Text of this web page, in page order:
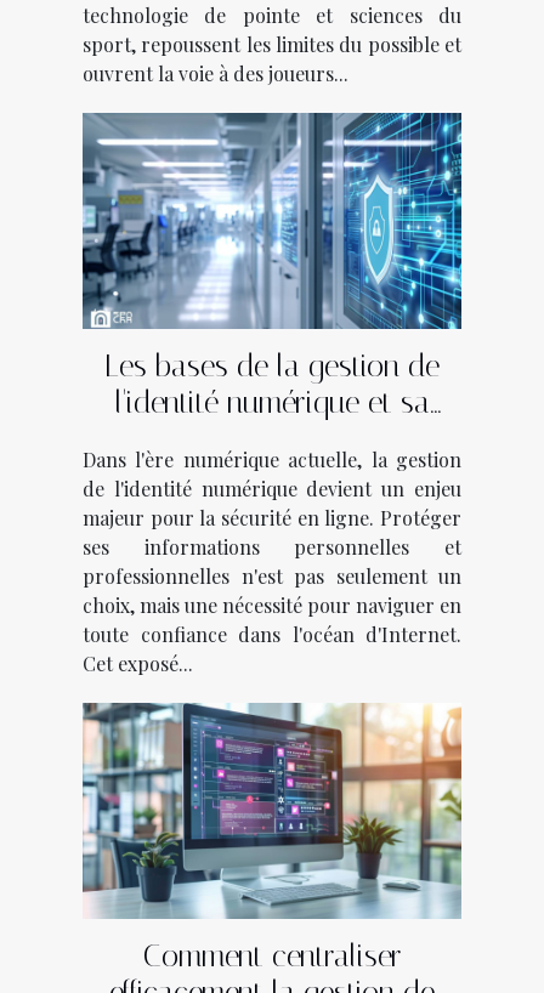
technologie de pointe et sciences du
sport, repoussent les limites du possible et
ouvrent la voie à des joueurs...
Les bases de la gestion de
l'identité numérique et sa
Dans l'ère numérique actuelle, la gestion
de l'identité numérique devient un enjeu
majeur pour la sécurité en ligne. Protéger
ses informations personnelles et
professionnelles n'est pas seulement un
choix, mais une nécessité pour naviguer en
toute confiance dans l'océan d'Internet.
Cet exposé...
Comment centraliser